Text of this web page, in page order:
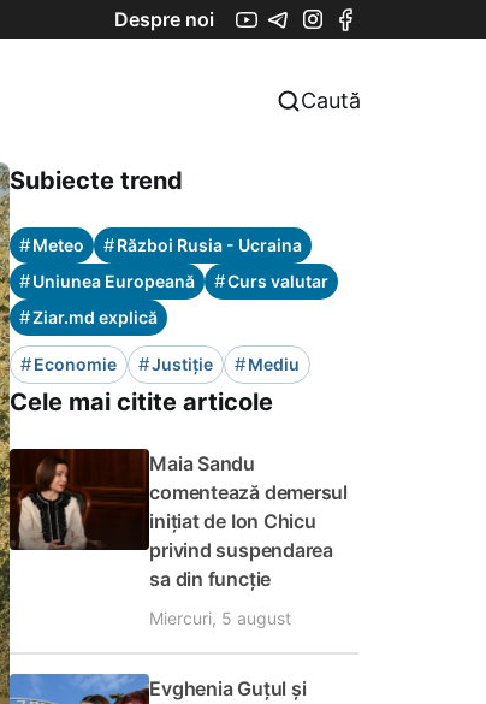
Despre noi
Caută
Subiecte trend
#Meteo #Război Rusia - Ucraina
#Uniunea Europeană #Curs valutar
#Ziar.md explică
#Economie #Justiție #Mediu
Cele mai citite articole
Maia Sandu
comentează demersul
inițiat de Ion Chicu
privind suspendarea
sa din funcție
Miercuri, 5 august
Evghenia Guțul și